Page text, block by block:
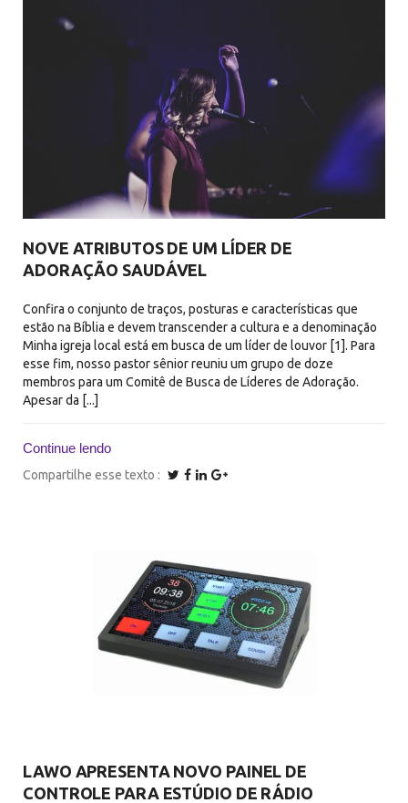
NOVE ATRIBUTOS DE UM LÍDER DE
ADORAÇÃO SAUDÁVEL
Confira o conjunto de traços, posturas e características que
estão na Bíblia e devem transcender a cultura e a denominação
Minha igreja local está em busca de um líder de louvor [1]. Para
esse fim, nosso pastor sênior reuniu um grupo de doze
membros para um Comitê de Busca de Líderes de Adoração.
Apesar da [...]
Continue lendo
Compartilhe esse texto
LAWO APRESENTA NOVO PAINEL DE
CONTROLE PARA ESTÚDIO DE RÁDIO